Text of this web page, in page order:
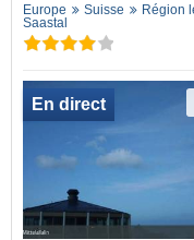
Europe Suisse Région
Saastal
En direct